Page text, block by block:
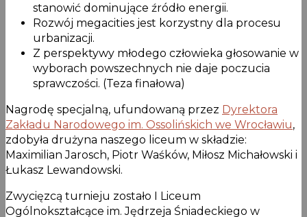
stanowić dominujące źródło energii.
Rozwój megacities jest korzystny dla procesu
urbanizacji.
Z perspektywy młodego człowieka głosowanie w
wyborach powszechnych nie daje poczucia
sprawczości. (Teza finałowa)
Nagrodę specjalną, ufundowaną przez Dyrektora
Zakładu Narodowego im. Ossolińskich we Wrocławiu,
zdobyła drużyna naszego liceum w składzie:
Maximilian Jarosch, Piotr Waśków, Miłosz Michałowski i
Łukasz Lewandowski.
Zwycięzcą turnieju zostało I Liceum
Ogólnokształcące im. Jędrzeja Śniadeckiego w